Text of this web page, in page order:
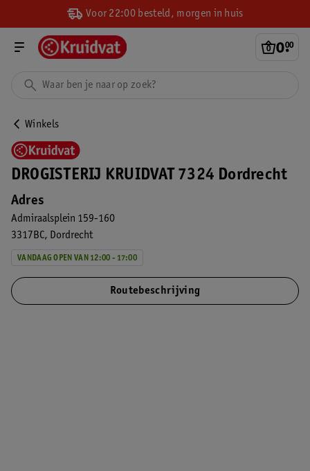
Voor 22:00 besteld, morgen in huis
0.
00
Winkels
DROGISTERIJ KRUIDVAT 7324 Dordrecht
Adres
Admiraalsplein 159-160
3317BC
Dordrecht
VANDAAG OPEN VAN 12:00 - 17:00
Routebeschrijving